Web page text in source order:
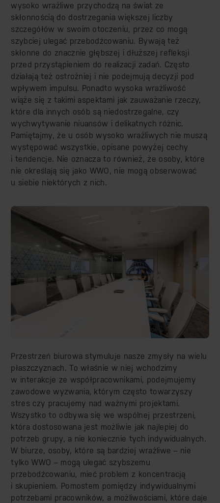
wysoko wrażliwe przychodzą na świat ze
skłonnością do dostrzegania większej liczby
szczegółów w swoim otoczeniu, przez co mogą
szybciej ulegać przebodźcowaniu. Bywają też
skłonne do znacznie głębszej i dłuższej refleksji
przed przystąpieniem do realizacji zadań. Często
działają też ostrożniej i nie podejmują decyzji pod
wpływem impulsu. Ponadto wysoka wrażliwość
wiąże się z takimi aspektami jak zauważanie rzeczy,
które dla innych osób są niedostrzegalne, czy
wychwytywanie niuansów i delikatnych różnic.
Pamiętajmy, że u osób wysoko wrażliwych nie muszą
występować wszystkie, opisane powyżej cechy
i tendencje. Nie oznacza to również, że osoby, które
nie określają się jako WWO, nie mogą obserwować
u siebie niektórych z nich.
Przestrzeń biurowa stymuluje nasze zmysły na wielu
płaszczyznach. To właśnie w niej wchodzimy
w interakcje ze współpracownikami, podejmujemy
zawodowe wyzwania, którym często towarzyszy
stres czy pracujemy nad ważnymi projektami.
Wszystko to odbywa się we wspólnej przestrzeni,
która dostosowana jest możliwie jak najlepiej do
potrzeb grupy, a nie koniecznie tych indywidualnych.
W biurze, osoby, które są bardziej wrażliwe – nie
tylko WWO – mogą ulegać szybszemu
przebodźcowaniu, mieć problem z koncentracją
i skupieniem. Pomostem pomiędzy indywidualnymi
potrzebami pracowników, a możliwościami, które daje